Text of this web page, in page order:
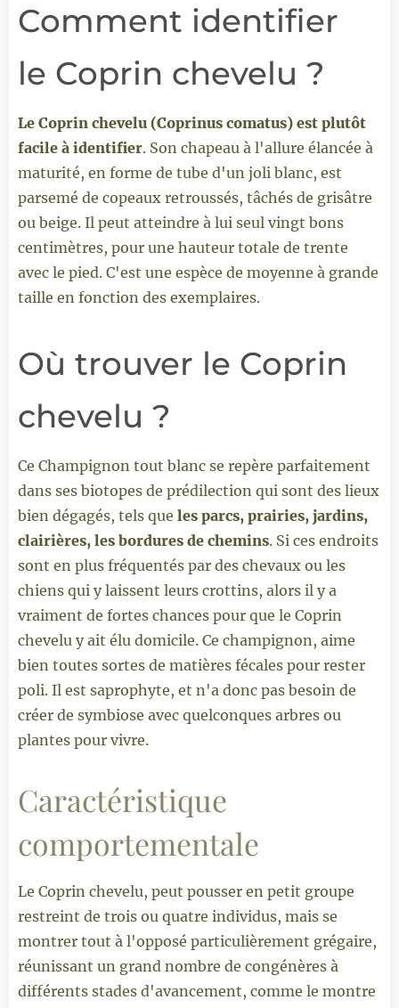
Comment identifier
le Coprin chevelu ?
Le Coprin chevelu (Coprinus comatus) est plutôt
facile à identifier. Son chapeau à l'allure élancée à
maturité, en forme de tube d'un joli blanc, est
parsemé de copeaux retroussés, tâchés de grisâtre
ou beige. Il peut atteindre à lui seul vingt bons
centimètres, pour une hauteur totale de trente
avec le pied. C'est une espèce de moyenne à grande
taille en fonction des exemplaires.
Où trouver le Coprin
chevelu ?
Ce Champignon tout blanc se repère parfaitement
dans ses biotopes de prédilection qui sont des lieux
bien dégagés, tels que les parcs, prairies, jardins,
clairières, les bordures de chemins. Si ces endroits
sont en plus fréquentés par des chevaux ou les
chiens qui y laissent leurs crottins, alors il y a
vraiment de fortes chances pour que le Coprin
chevelu y ait élu domicile. Ce champignon, aime
bien toutes sortes de matières fécales pour rester
poli. Il est saprophyte, et n'a donc pas besoin de
créer de symbiose avec quelconques arbres ou
plantes pour vivre.
Caractéristique
comportementale
Le Coprin chevelu, peut pousser en petit groupe
restreint de trois ou quatre individus, mais se
montrer tout à l'opposé particulièrement grégaire,
réunissant un grand nombre de congénères à
différents stades d'avancement, comme le montre